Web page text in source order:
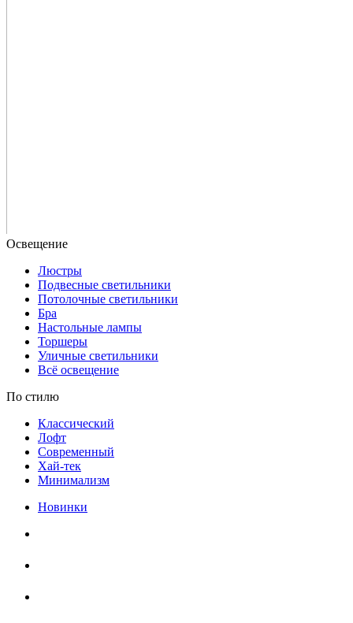
Люстры
Подвесные светильники
Потолочные светильники
Бра
Настольные лампы
Торшеры
Уличные светильники